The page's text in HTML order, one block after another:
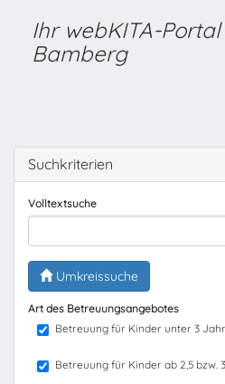
Ihr webKITA-
Bamberg
Suchkriterien
Volltextsuche
Umkreissuche
Art des Betreuungsangebotes
Betreuung für Kinder unter 3
Betreuung für Kinder ab 2,5 bzw.